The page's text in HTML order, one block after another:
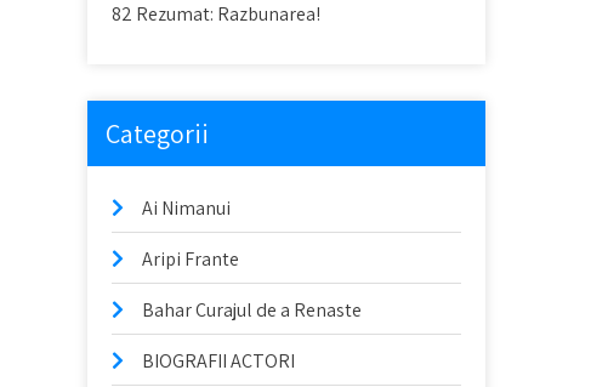
82 Rezumat: Razbunarea!
Categorii
Ai Nimanui
Aripi Frante
Bahar Curajul de a Renaste
BIOGRAFII ACTORI